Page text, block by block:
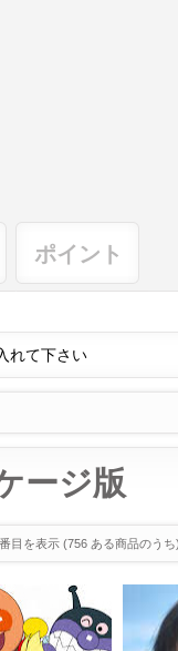
ポイント
ージ版
番目を表示 (756 ある商品のうち)